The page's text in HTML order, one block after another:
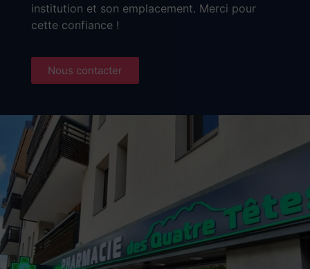
institution et son emplacement. Merci pour
cette confiance !
Nous contacter